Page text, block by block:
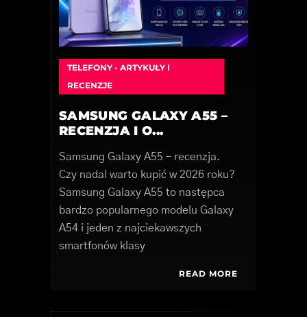
TELEFONY - ARTYKUŁY I
RECENZJE
SAMSUNG GALAXY A55 –
RECENZJA I O...
Samsung Galaxy A55 – recenzja.
Czy nadal warto kupić w 2026 roku?
Samsung Galaxy A55 to następca
bardzo popularnego modelu Galaxy
A54 i jeden z najciekawszych
smartfonów klasy
READ MORE